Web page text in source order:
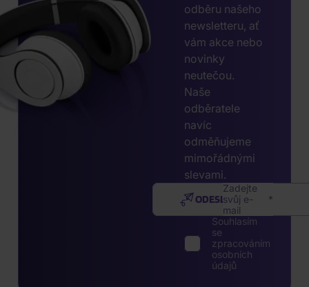
odběru našeho
newsletteru, ať
vám akce nebo
novinky
neutečou.
Naše
odběratele
navíc
odměňujeme
mimořádnými
slevami.
Zadejte
svůj e-
mail
ODESLAT
Souhlasím
se
zpracováním
osobních
údajů